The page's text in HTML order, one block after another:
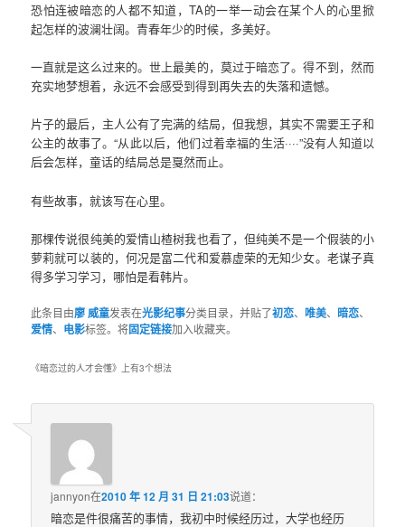
恐怕连被暗恋的人都不知道，TA的一举一动会在某个人的心里掀
起怎样的波澜壮阔。青春年少的时候，多美好。
一直就是这么过来的。世上最美的，莫过于暗恋了。得不到，然而
充实地梦想着，永远不会感受到得到再失去的失落和遗憾。
片子的最后，主人公有了完满的结局，但我想，其实不需要王子和
公主的故事了。“从此以后，他们过着幸福的生活····”没有人知道以
后会怎样，童话的结局总是戛然而止。
有些故事，就该写在心里。
那棵传说很纯美的爱情山楂树我也看了，但纯美不是一个假装的小
萝莉就可以装的，何况是富二代和爱慕虚荣的无知少女。老谋子真
得多学习学习，哪怕是看韩片。
此条目由廖 威童发表在光影纪事分类目录，并贴了初恋、唯美、 暗恋、
爱情、 电影标签。将固定链接加入收藏夹。
《暗恋过的人才会懂》上有3个想法
jannyon在2010 年 12 月 31 日 21:03说道：
暗恋是件很痛苦的事情，我初中时候经历过，大学也经历